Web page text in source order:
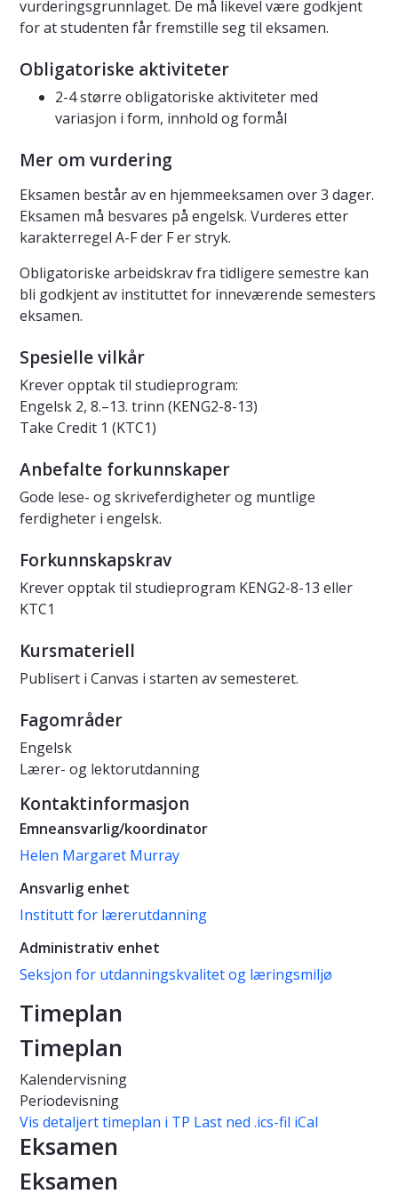
vurderingsgrunnlaget. De må likevel være godkjent
for at studenten får fremstille seg til eksamen.
Obligatoriske aktiviteter
2-4 større obligatoriske aktiviteter med
variasjon i form, innhold og formål
Mer om vurdering
Eksamen består av en hjemmeeksamen over 3 dager.
Eksamen må besvares på engelsk. Vurderes etter
karakterregel A-F der F er stryk.
Obligatoriske arbeidskrav fra tidligere semestre kan
bli godkjent av instituttet for inneværende semesters
eksamen.
Spesielle vilkår
Krever opptak til studieprogram:
Engelsk 2, 8.–13. trinn (KENG2-8-13)
Take Credit 1 (KTC1)
Anbefalte forkunnskaper
Gode lese- og skriveferdigheter og muntlige
ferdigheter i engelsk.
Forkunnskapskrav
Krever opptak til studieprogram KENG2-8-13 eller
KTC1
Kursmateriell
Publisert i Canvas i starten av semesteret.
Fagområder
Engelsk
Lærer- og lektorutdanning
Kontaktinformasjon
Emneansvarlig/koordinator
Helen Margaret Murray
Ansvarlig enhet
Institutt for lærerutdanning
Administrativ enhet
Seksjon for utdanningskvalitet og læringsmiljø
Timeplan
Timeplan
Kalendervisning
Periodevisning
Vis detaljert timeplan i TP Last ned .ics-fil iCal
Eksamen
Eksamen